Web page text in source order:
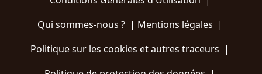
Qui sommes-nous ?| Mentions légales |
Politique sur les cookies et autres traceurs |